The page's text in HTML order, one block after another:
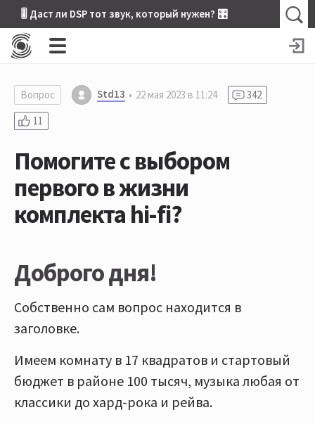
🎚 Даст ли DSP тот звук, который нужен? 🎛
Вопрос Std13 22 мая 2023 в 11:24
342
11
Помогите с выбором
первого в жизни
комплекта hi-fi?
Доброго дня!
Собственно сам вопрос находится в
заголовке.
Имеем комнату в 17 квадратов и стартовый
бюджет в районе 100 тысяч, музыка любая от
классики до хард-рока и рейва.